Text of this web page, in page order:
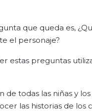
que queda es,
el personaje?
estas preguntas
de todas las niñas y
las historias de los